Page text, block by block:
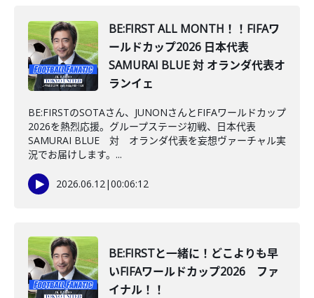
BE:FIRST ALL MONTH！！FIFAワ
ールドカップ2026 日本代表
SAMURAI BLUE 対 オランダ代表オ
ランイェ
BE:FIRSTのSOTAさん、JUNONさんとFIFAワールドカップ
2026を熱烈応援。グループステージ初戦、日本代表
SAMURAI BLUE 対 オランダ代表を妄想ヴァーチャル実
況でお届けします。...
2026.06.12|00:06:12
BE:FIRSTと一緒に！どこよりも早
いFIFAワールドカップ2026 ファ
イナル！！